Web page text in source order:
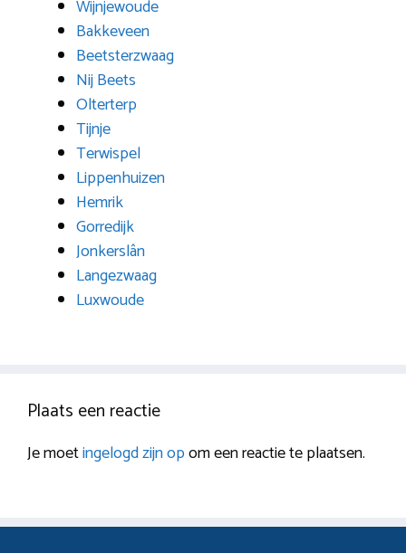
Wijnjewoude
Bakkeveen
Beetsterzwaag
Nij Beets
Olterterp
Tijnje
Terwispel
Lippenhuizen
Hemrik
Gorredijk
Jonkerslân
Langezwaag
Luxwoude
Plaats een reactie
Je moetingelogd zijn opom een reactie te plaatsen.